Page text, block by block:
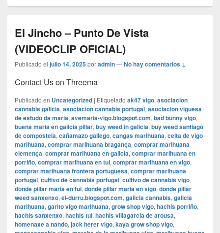
El Jincho – Punto De Vista
(VIDEOCLIP OFICIAL)
Publicado el julio 14, 2025poradmin—No hay comentarios ↓
Contact Us on Threema
Publicado en Uncategorized | Etiquetado ak47 vigo, asociacion
cannabis galicia, asociacion cannabis portugal, asociacion viguesa
de estudo da maria, avemaria-vigo.blogspot.com, bad bunny vigo,
buena maria en galicia pillar, buy weed in galicia, buy weed santiago
de compostela, cañamazo gallego, cangas marihuana, celta de vigo
marihuana, comprar marihuana bragança, comprar marihuana
clemença, comprar marihuana en galicia, comprar marihuana en
porriño, comprar marihuana en tui, comprar marihuana en vigo,
comprar marihuana frontera portuguesa, comprar marihuana
portugal, cultivo de cannabis portugal, cultivo de cannabis vigo,
donde pillar maria en tui, donde pillar maria en vigo, donde pillar
weed sanxenxo, el-durru.blogspot.com, galicia cannabis, galicia
marihuana, garito vigo marihuana, grow shop vigo, hachis porriño,
hachis sanxenxo, hachis tui, hachis villagarcia de arousa,
homenaxe a nando, jack herer vigo, kaya grow shop vigo,